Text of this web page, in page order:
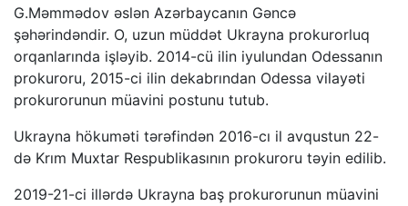
G.Məmmədov əslən Azərbaycanın Gəncə
şəhərindəndir. O, uzun müddət Ukrayna prokurorluq
orqanlarında işləyib. 2014-cü ilin iyulundan Odessanın
prokuroru, 2015-ci ilin dekabrından Odessa vilayəti
prokurorunun müavini postunu tutub.
Ukrayna hökuməti tərəfindən 2016-cı il avqustun 22-
də Krım Muxtar Respublikasının prokuroru təyin edilib.
2019-21-ci illərdə Ukrayna baş prokurorunun müavini